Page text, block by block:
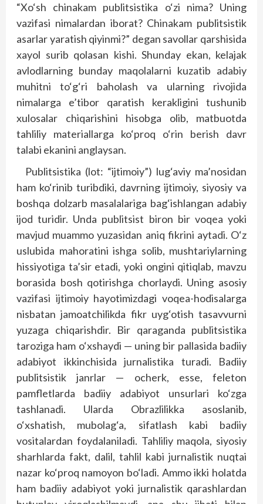
“Xo‘sh chinakam publitsistika o‘zi nima? Uning
vazifasi nimalardan iborat? Chinakam publitsistik
asarlar yaratish qiyinmi?” degan savollar qarshisida
xayol surib qolasan kishi. Shunday ekan, kelajak
avlodlarning bunday maqolalarni kuzatib adabiy
muhitni to‘g‘ri baholash va ularning rivojida
nimalarga e’tibor qaratish kerakligini tushunib
xulosalar chiqarishini hisobga olib, matbuotda
tahliliy materiallarga ko‘proq o‘rin berish davr
talabi ekanini anglaysan.
Publitsistika (lot: “ijtimoiy”) lug‘aviy ma’nosidan
ham ko‘rinib turibdiki, davrning ijtimoiy, siyosiy va
boshqa dolzarb masalalariga bag‘ishlangan adabiy
ijod turidir. Unda publitsist biron bir voqea yoki
mavjud muammo yuzasidan aniq fikrini aytadi. O‘z
uslubida mahoratini ishga solib, mushtariylarning
hissiyotiga ta’sir etadi, yoki ongini qitiqlab, mavzu
borasida bosh qotirishga chorlaydi. Uning asosiy
vazifasi ijtimoiy hayotimizdagi voqea-hodisalarga
nisbatan jamoatchilikda fikr uyg‘otish tasavvurni
yuzaga chiqarishdir. Bir qaraganda publitsistika
taroziga ham o‘xshaydi — uning bir pallasida badiiy
adabiyot ikkinchisida jurnalistika turadi. Badiiy
publitsistik janrlar — ocherk, esse, feleton
pamfletlarda badiiy adabiyot unsurlari ko‘zga
tashlanadi. Ularda Obrazlilikka asoslanib,
o‘xshatish, mubolag‘a, sifatlash kabi badiiy
vositalardan foydalaniladi. Tahliliy maqola, siyosiy
sharhlarda fakt, dalil, tahlil kabi jurnalistik nuqtai
nazar ko‘proq namoyon bo‘ladi. Ammo ikki holatda
ham badiiy adabiyot yoki jurnalistik qarashlardan